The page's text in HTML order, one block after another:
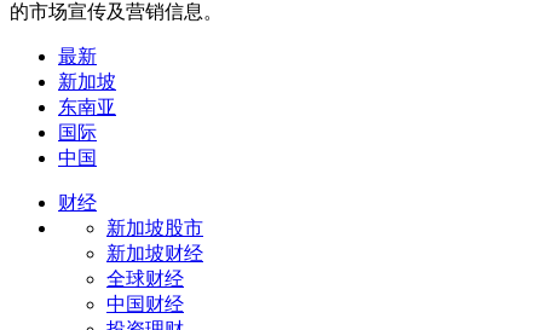
的市场宣传及营销信息。
最新
新加坡
东南亚
国际
中国
财经
新加坡股市
新加坡财经
全球财经
中国财经